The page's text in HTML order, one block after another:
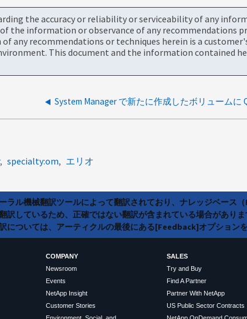
the accuracy or reliability or serviceability of any
the information or observance of any recommendations
recommendations or techniques herein is a
This document and the information contained
specialty:om エリオ
ラル機械翻訳ツールによって翻訳されており、ナレッジベース
訳しているため、正確ではない翻訳が含まれている場合があり
については、アーティクルの最後にある[Feedback]オプション
COMPANY
Newsroom
Events
NetApp Insight
Customer Stories
SALES
Try and Buy
Find A Partner
Partner With NetApp
US Public Sector Contracts